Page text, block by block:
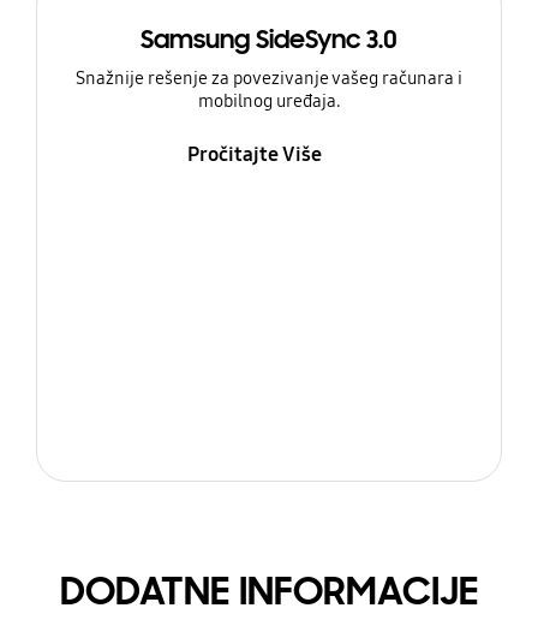
Samsung SideSync 3.0
Snažnije rešenje za povezivanje vašeg računara i
mobilnog uređaja.
Pročitajte Više
DODATNE INFORMACIJE